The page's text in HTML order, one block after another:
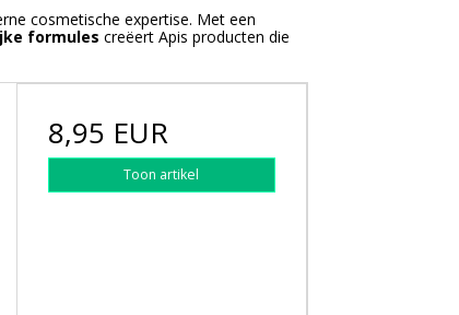
cosmetische expertise. Met een
formules creëert Apis producten die
8,95 EUR
Toon artikel